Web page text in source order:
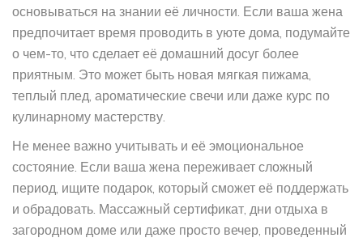
основываться на знании её личности. Если ваша жена
предпочитает время проводить в уюте дома, подумайте
о чем-то, что сделает её домашний досуг более
приятным. Это может быть новая мягкая пижама,
теплый плед, ароматические свечи или даже курс по
кулинарному мастерству.
Не менее важно учитывать и её эмоциональное
состояние. Если ваша жена переживает сложный
период, ищите подарок, который сможет её поддержать
и обрадовать. Массажный сертификат, дни отдыха в
загородном доме или даже просто вечер, проведенный